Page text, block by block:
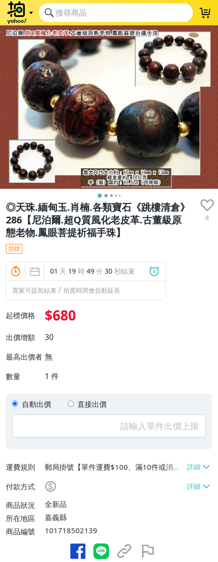
◎天珠.緬甸玉.肖楠.各類寶石《跳樓清倉》
286【尼泊爾.超Q質風化老皮革.古董級原
態老物.鳳眼菩提祈福手珠】
8
競標
01 天 19 時 49分 29 秒結束
賣家可提前結束 / 拍賣時間會自動延長
起標價格 $680
出價增額 30
最高出價者 無
數量 1 件
自動出價 直接出價
運費規則
郵局掛號【單件運費$100、滿10件或消費
滿$500免運費】
付款方式
商品狀況
全新品
所在地區
嘉義縣
商品編號
101718502139